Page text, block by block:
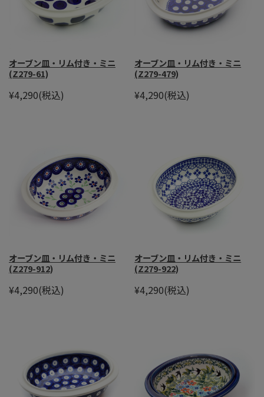
オーブン皿・リム付き・ミニ
(Z279-61)
¥4,290(税込)
オーブン皿・リム付き・ミニ
(Z279-479)
¥4,290(税込)
オーブン皿・リム付き・ミニ
(Z279-912)
¥4,290(税込)
オーブン皿・リム付き・ミニ
(Z279-922)
¥4,290(税込)